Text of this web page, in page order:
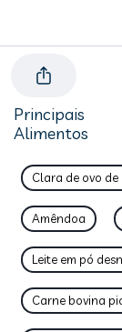
Principais
Alimentos
Clara de ovo
Amêndoa
Leite em pó
Carne bovina